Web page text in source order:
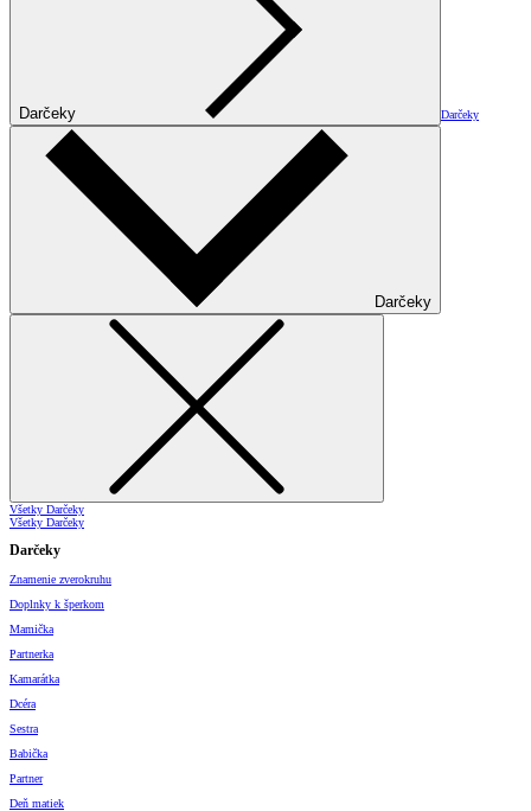
Darčeky Darčeky
Darčeky
Všetky Darčeky
Všetky Darčeky
Darčeky
Znamenie zverokruhu
Doplnky k šperkom
Mamička
Partnerka
Kamarátka
Dcéra
Sestra
Babička
Partner
Deň matiek